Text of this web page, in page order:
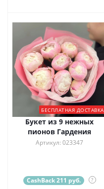
БЕСПЛАТНАЯ ДОСТАВКА
Букет из 9 нежных
пионов Гардения
Артикул: 023347
CashBack 211 руб. ?